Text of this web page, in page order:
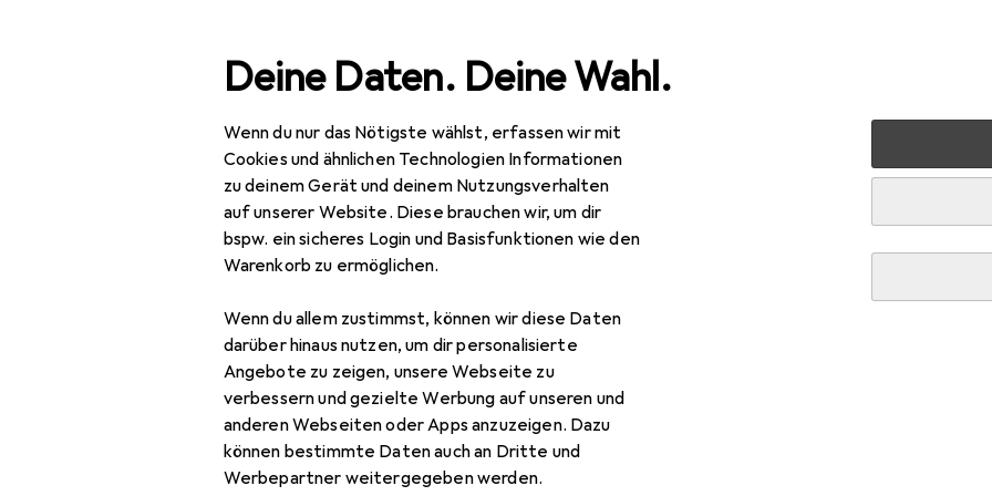
Deine Daten. Deine Wahl.
Wenn du nur das Nötigste wählst, erfassen wir mit
Cookies und ähnlichen Technologien Informationen
zu deinem Gerät und deinem Nutzungsverhalten
auf unserer Website. Diese brauchen wir, um dir
bspw. ein sicheres Login und Basisfunktionen wie den
Warenkorb zu ermöglichen.
Wenn du allem zustimmst, können wir diese Daten
darüber hinaus nutzen, um dir personalisierte
Angebote zu zeigen, unsere Webseite zu
verbessern und gezielte Werbung auf unseren und
anderen Webseiten oder Apps anzuzeigen. Dazu
können bestimmte Daten auch an Dritte und
Werbepartner weitergegeben werden.
Navigation nach Kategorien Gesamtsortiment IT + Multimedia Peripherie